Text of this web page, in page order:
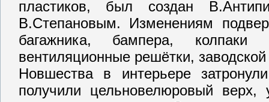
пластиков, был создан
В.Степановым. Изменениям
багажника, бампера, колпаки
вентиляционные решётки, заводской
Новшества в интерьере
получили цельновелюровый